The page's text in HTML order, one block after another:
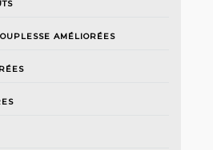
AMÉLIORÉES